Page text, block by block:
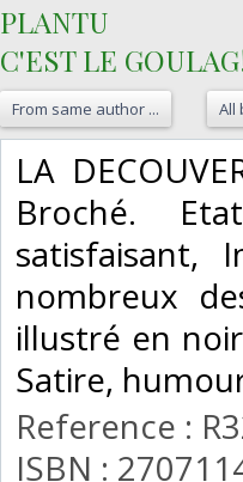
‎PLANTU‎
‎C'EST LE
From same author ... All
‎LA
Broché.
satisfaisant,
nombreux
illustré en
Satire,
Reference :
ISBN :